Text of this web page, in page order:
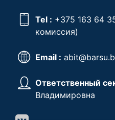
Tel : +375 163 64
комиссия)
Email :
Ответственный
Владимировна